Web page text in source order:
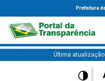
Prefeitura
Última